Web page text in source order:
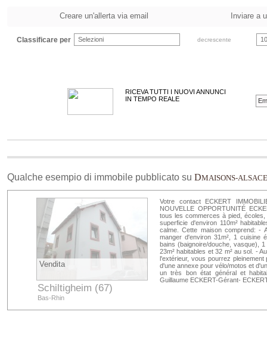
Creare un'allerta via email Inviare a
Classificare per Selezioni decrescente
RICEVA TUTTI I NUOVI ANNUNCI
IN TEMPO REALE
Qualche esempio di immobile pubblicato su DMAISONS-ALSACE
Vendita
Schiltigheim (67)
Bas-Rhin
Votre contact ECKERT
NOUVELLE OPPORTUNITÉ
tous les commerces à pied,
superficie d'environ 110m²
calme. Cette maison comprend: -
manger d'environ 31m², 1 cuisine
bains (baignoire/douche, vasque),
23m² habitables et 32 m² au sol. -
l'extérieur, vous pourrez
d'une annexe pour vélo/motos et
un très bon état général et
Guillaume ECKERT-Gérant-